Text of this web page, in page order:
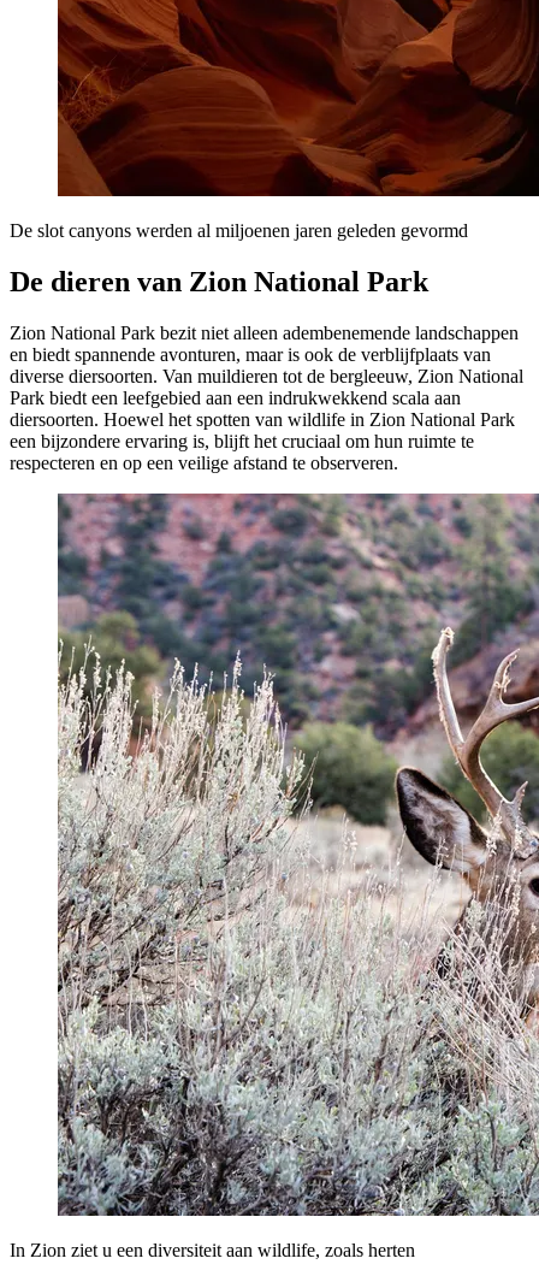
De slot canyons werden al miljoenen jaren geleden gevormd
De dieren van Zion National Park
Zion National Park bezit niet alleen adembenemende landschappen
en biedt spannende avonturen, maar is ook de verblijfplaats van
diverse diersoorten. Van muildieren tot de bergleeuw, Zion National
Park biedt een leefgebied aan een indrukwekkend scala aan
diersoorten. Hoewel het spotten van wildlife in Zion National Park
een bijzondere ervaring is, blijft het cruciaal om hun ruimte te
respecteren en op een veilige afstand te observeren.
In Zion ziet u een diversiteit aan wildlife, zoals herten